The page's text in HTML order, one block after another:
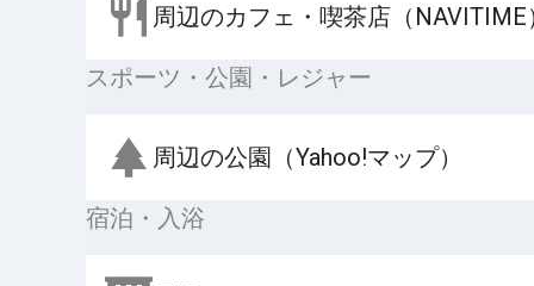
周辺のカフェ・喫茶店（NAVITIME
スポーツ・公園・レジャー
周辺の公園（Yahoo!マップ）
宿泊・入浴